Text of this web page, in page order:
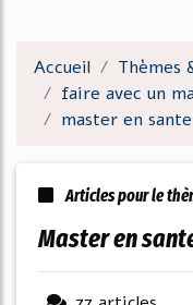
Accueil
Thèmes
faire avec un
master en
Articles pour le
master en